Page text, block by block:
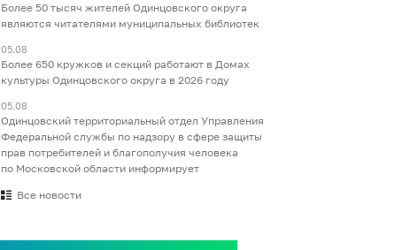
Более 50 тысяч жителей Одинцовского округа
являются читателями муниципальных библиотек
05.08
Более 650 кружков и секций работают в Домах
культуры Одинцовского округа в 2026 году
05.08
Одинцовский территориальный отдел Управления
Федеральной службы по надзору в сфере защиты
прав потребителей и благополучия человека
по Московской области информирует
Все новости